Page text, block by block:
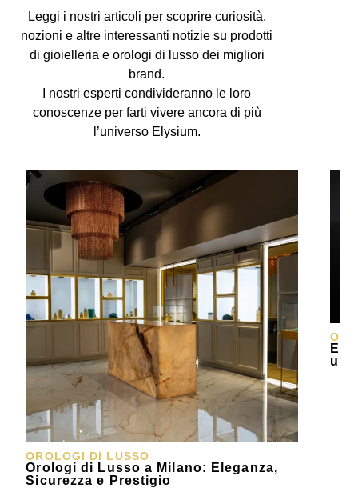
Leggi i nostri articoli per scoprire curiosità,
nozioni e altre interessanti notizie su prodotti
di gioielleria e orologi di lusso dei migliori
brand.
I nostri esperti condivideranno le loro
conoscenze per farti vivere ancora di più
l’universo Elysium.
OROLOGI DI LUSSO
Orologi di Lusso a Milano: Eleganza,
Sicurezza e Prestigio
un